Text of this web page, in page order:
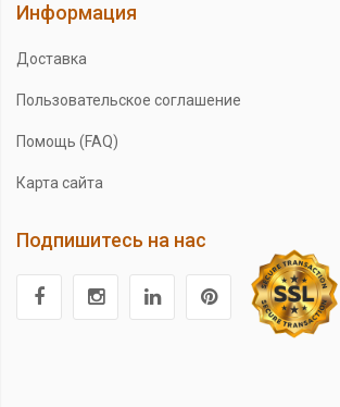
Информация
Доставка
Пользовательское соглашение
Помощь (FAQ)
Карта сайта
Подпишитесь на нас